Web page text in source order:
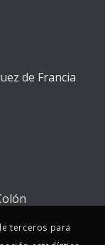
de Francia
terceros para